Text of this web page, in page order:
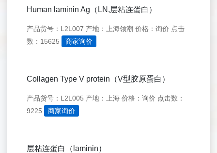
Human laminin Ag（LN,层粘连蛋白）
产品货号：L2L007 产地：上海领潮 价格：询价 点击
数：15625
商家询价
Collagen Type V protein（V型胶原蛋白）
产品货号：L2L005 产地：上海 价格：询价 点击数：
9225
商家询价
层粘连蛋白（laminin）